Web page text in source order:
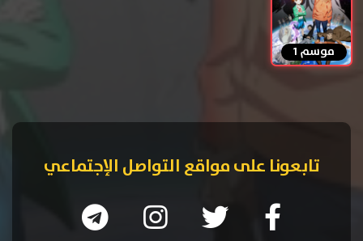
موسم 1
تابعونا على مواقع التواصل الإجتماعي